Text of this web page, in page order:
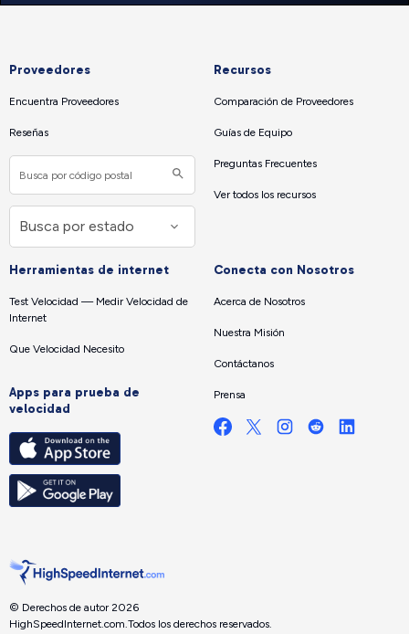
Proveedores
Encuentra Proveedores
Reseñas
Recursos
Comparación de Proveedores
Guías de Equipo
Preguntas Frecuentes
Ver todos los recursos
Herramientas de internet
Test Velocidad — Medir Velocidad de
Internet
Que Velocidad Necesito
Apps para prueba de
velocidad
Conecta con Nosotros
Acerca de Nosotros
Nuestra Misión
Contáctanos
Prensa
© Derechos de autor 2026
HighSpeedInternet.com. Todos los derechos reservados.